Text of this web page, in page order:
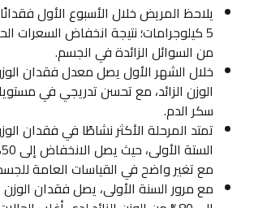
5 كيلوجرامات؛ نتيجة انخفاض السعرات
من السوائل الزائدة في الجسم.
الوزن الزائد، مع تحسن تدريجي في
سكر الدم.
تمتد المرحلة الأكثر نشاطًا في فقدان
مع تغير واضح في القياسات العامة